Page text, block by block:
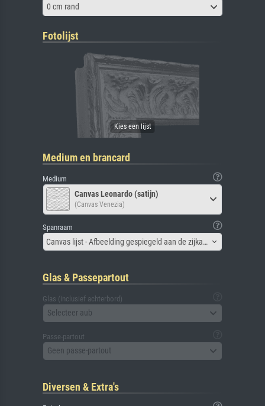
0 cm rand
Fotolijst
Medium en brancard
Medium
Canvas Leonardo (satijn)
(Canvas Venezia)
Spanraam
Canvas lijst - Afbeelding gespiegeld aan de zijkant
Glas & Passepartout
Glas (inclusief achterbord)
Selecteer aub
Passe-partout
Geen passe-partout
Diversen & Extra's